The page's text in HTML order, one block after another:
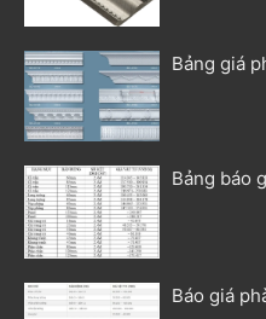
Bảng giá
Bảng báo
Báo giá